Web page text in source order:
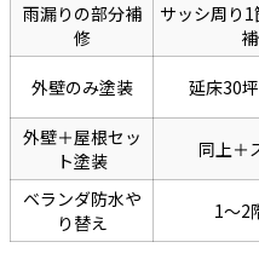
雨漏りの部分補
修
サッシ周り
外壁のみ塗装 延床30
外壁＋屋根セッ
ト塗装
同上＋
ベランダ防水や
り替え
1〜2